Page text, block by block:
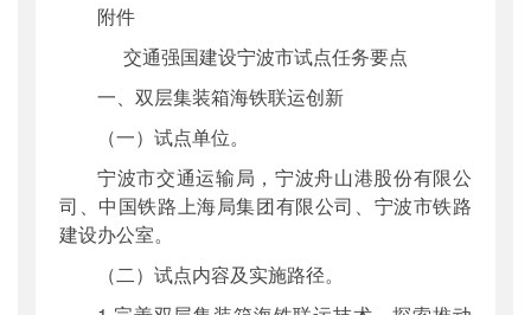
附件
交通强国建设宁波市试点任务要点
一、双层集装箱海铁联运创新
（一）试点单位。
宁波市交通运输局，宁波舟山港股份有限公
司、中国铁路上海局集团有限公司、宁波市铁路
建设办公室。
（二）试点内容及实施路径。